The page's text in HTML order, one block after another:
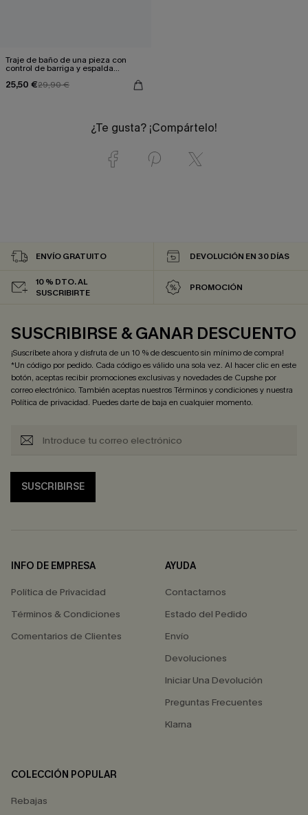
Traje de baño de una pieza con
control de barriga y espalda
25,50 €29,90 €
¿Te gusta? ¡Compártelo!
ENVÍO GRATUITO DEVOLUCIÓN EN 30 DÍAS
10 % DTO. AL
SUSCRIBIRTE
PROMOCIÓN
SUSCRIBIRSE & GANAR DESCUENTO
¡Suscríbete ahora y disfruta de un 10 % de descuento sin mínimo de compra!
*Un código por pedido. Cada código es válido una sola vez. Al hacer clic en este
botón, aceptas recibir promociones exclusivas y novedades de Cupshe por
correo electrónico. También aceptas nuestrosTérminos y condicionesy nuestra
Política de privacidad. Puedes darte de baja en cualquier momento.
SUSCRIBIRSE
INFO DE EMPRESA
Política de Privacidad
Términos & Condiciones
Comentarios de Clientes
AYUDA
Contactarnos
Estado del Pedido
Envío
Devoluciones
Iniciar Una Devolución
Preguntas Frecuentes
Klarna
COLECCIÓN POPULAR
Rebajas